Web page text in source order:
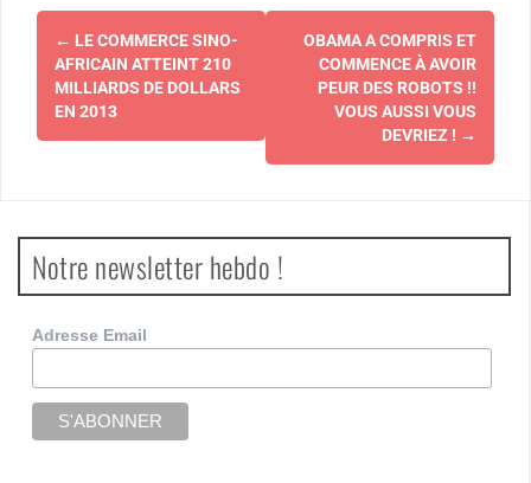
Navigation
d'article
← LE COMMERCE SINO-
AFRICAIN ATTEINT 210
MILLIARDS DE DOLLARS
EN 2013
OBAMA A COMPRIS ET
COMMENCE À AVOIR
PEUR DES ROBOTS !!
VOUS AUSSI VOUS
DEVRIEZ ! →
Notre newsletter hebdo !
Adresse Email